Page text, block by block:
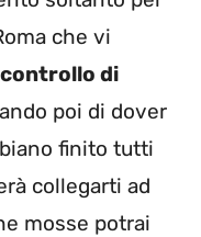
che vi
di
poi di dover
finito tutti
collegarti ad
mosse potrai